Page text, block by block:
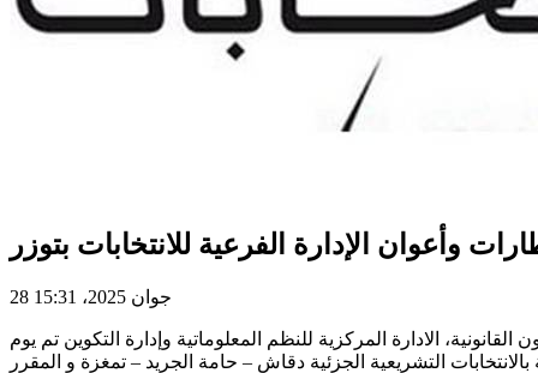
وأعوان الإدارة الفرعية للانتخابات بتوزر
28 جوان 2025، 15:31
الادارة المركزية للنظم المعلوماتية وإدارة التكوين تم يوم
بالانتخابات التشريعية الجزئية دقاش – حامة الجريد – تمغزة و المقرر